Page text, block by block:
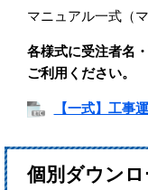
マニュアル一式（
各様式に受注者名
ご利用ください。
【一式】工事
個別ダウンロ